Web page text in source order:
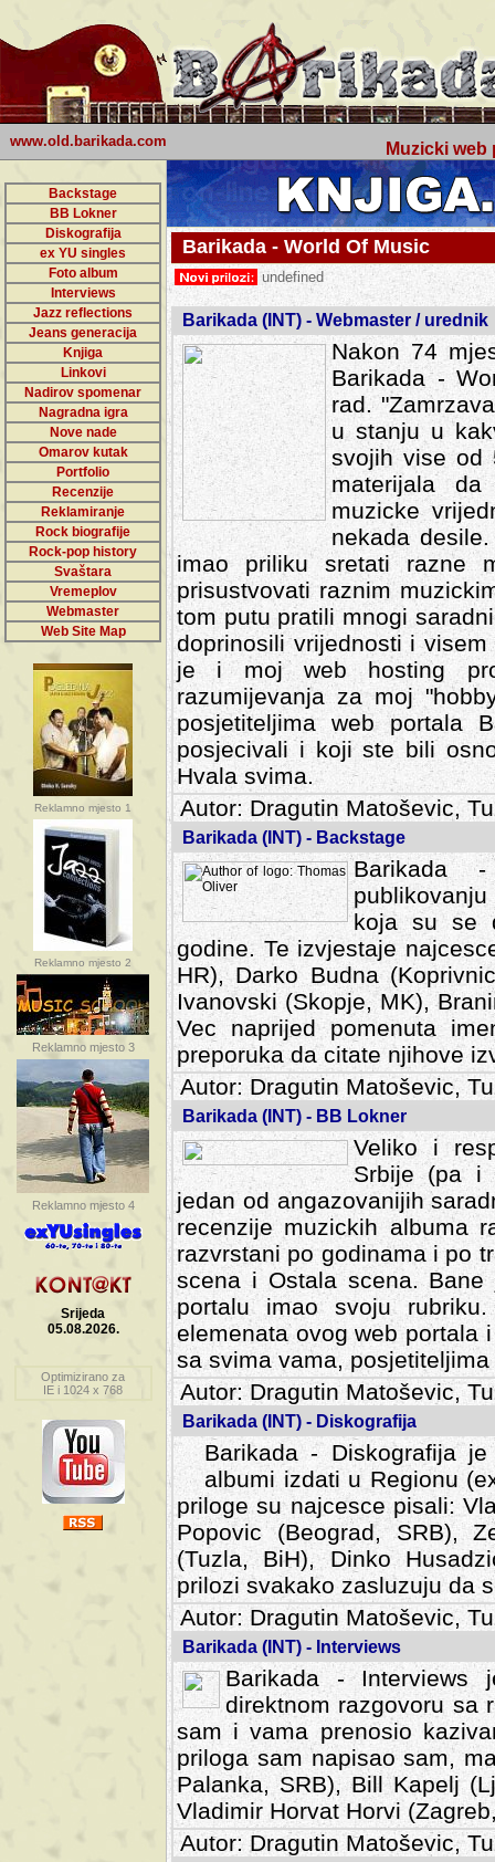
undefined
www.old.barikada.com Muzicki web
Backstage
BB Lokner
Diskografija
ex YU singles
Foto album
Interviews
Jazz reflections
Jeans generacija
Knjiga
Linkovi
Nadirov spomenar
Nagradna igra
Nove nade
Omarov kutak
Portfolio
Recenzije
Reklamiranje
Rock biografije
Rock-pop history
Svaštara
Vremeplov
Webmaster
Web Site Map
Reklamno mjesto 1
Reklamno mjesto 2
Reklamno mjesto 3
Reklamno mjesto 4
Srijeda
05.08.2026.
Optimizirano za
IE i 1024 x 768
Barikada - World Of Music
Barikada (INT) - Webmaster / urednik
Nakon 74
Barikada -
rad.
u stanju u
svojih vise od
materijala
muzicke
nekada
imao priliku sretati razne
prisustvovati raznim
tom putu pratili mnogi
doprinosili vrijednosti i
je i moj web hosting
razumijevanja za moj
posjetiteljima web portala
posjecivali i koji ste bili
Hvala svima.
Autor: Dragutin Matoševic,
Barikada (INT) - Backstage
Barikada
koja su se
godine. Te izvjestaje
HR), Darko Budna
Ivanovski (Skopje, MK),
Vec naprijed pomenuta
preporuka da citate njihove
Autor: Dragutin Matoševic,
Barikada (INT) - BB Lokner
Veliko i
Srbije (pa i
jedan od angazovanijih
recenzije muzickih albuma
razvrstani po godinama i po
scena i Ostala scena.
portalu imao svoju
elemenata ovog web portala
sa svima vama,
Autor: Dragutin Matoševic,
Barikada (INT) - Diskografija
Barikada - Diskografija
albumi izdati u Regionu
priloge su najcesce pisali:
Popovic (Beograd, SRB),
(Tuzla, BiH), Dinko
prilozi svakako zasluzuju da
Autor: Dragutin Matoševic,
Barikada (INT) - Interviews
Barikada - Interviews
direktnom razgovoru sa
sam i vama prenosio
priloga sam napisao sam,
Palanka, SRB), Bill Kapelj
Vladimir Horvat Horvi
Autor: Dragutin Matoševic,